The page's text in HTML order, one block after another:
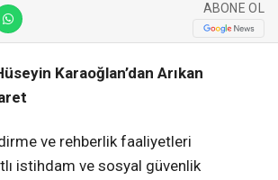
ABONE OL
Karaoğlan’dan Arıkan
ve rehberlik faaliyetleri
istihdam ve sosyal güvenlik